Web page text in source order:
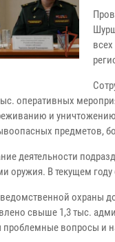
оперативных
и
предметов,
деятельности
оружия. В текущем
охраны
свыше 1,3 тыс.
вопросы и